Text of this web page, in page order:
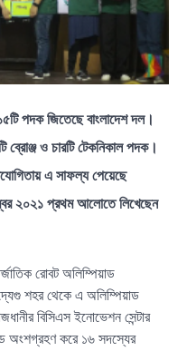
পদক জিতেছে বাংলাদেশ দল।
ব্রোঞ্জ ও চারটি টেকনিকাল পদক।
এ সাফল্য পেয়েছে
২০২১ প্রথম আলোতে লিখেছেন
রোবট অলিম্পিয়াড
শহর থেকে এ অলিম্পিয়াড
বিসিএস ইনোভেশন সেন্টার
অংশগ্রহণ করে ১৬ সদস্যের